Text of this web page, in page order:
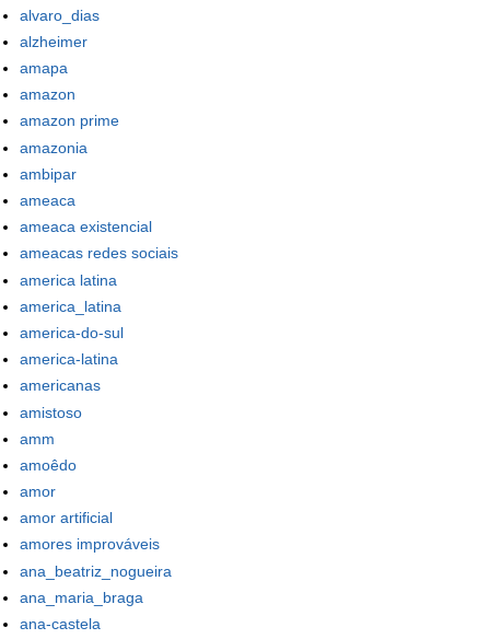
alvaro_dias
alzheimer
amapa
amazon
amazon prime
amazonia
ambipar
ameaca
ameaca existencial
ameacas redes sociais
america latina
america_latina
america-do-sul
america-latina
americanas
amistoso
amm
amoêdo
amor
amor artificial
amores improváveis
ana_beatriz_nogueira
ana_maria_braga
ana-castela